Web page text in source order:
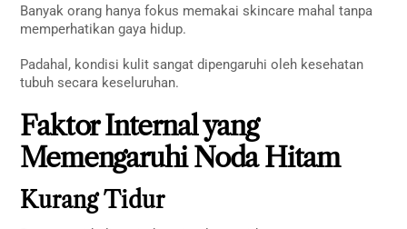
Banyak orang hanya fokus memakai skincare mahal tanpa
memperhatikan gaya hidup.
Padahal, kondisi kulit sangat dipengaruhi oleh kesehatan
tubuh secara keseluruhan.
Faktor Internal yang
Memengaruhi Noda Hitam
Kurang Tidur